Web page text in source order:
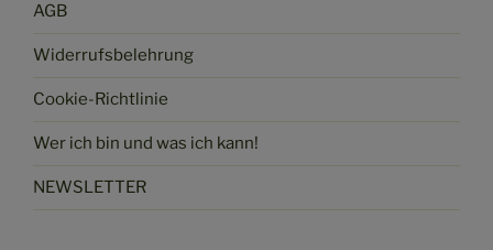
AGB
Widerrufsbelehrung
Cookie-Richtlinie
Wer ich bin und was ich kann!
NEWSLETTER